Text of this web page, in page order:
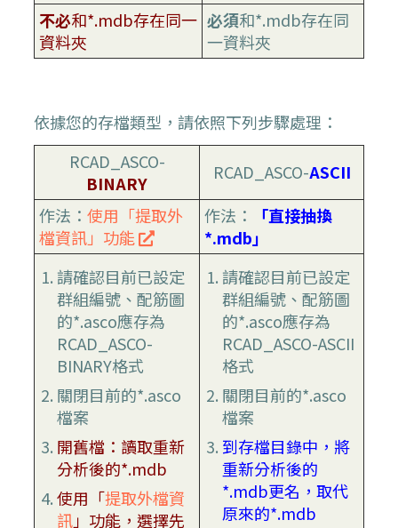
不必和*.mdb存在同一
資料夾
必須和*.mdb存在同
一資料夾
依據您的存檔類型，請依照下列步驟處理：
RCAD_ASCO-
BINARY
RCAD_ASCO-ASCII
作法： 使用「提取外
檔資訊」功能
作法：
「直接抽換
*.mdb」
請確認目前已設定
群組編號、配筋圖
的*.asco應存為
RCAD_ASCO-
BINARY格式
關閉目前的*.asco
檔案
開舊檔：讀取重新
分析後的*.mdb
使用「提取外檔資
訊」功能，選擇先
請確認目前已設定
群組編號、配筋圖
的*.asco應存為
RCAD_ASCO-ASCII
格式
關閉目前的*.asco
檔案
到存檔目錄中，將
重新分析後的
*.mdb更名，取代
原來的*.mdb